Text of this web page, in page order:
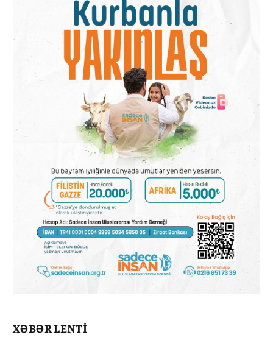
XƏBƏR LENTİ